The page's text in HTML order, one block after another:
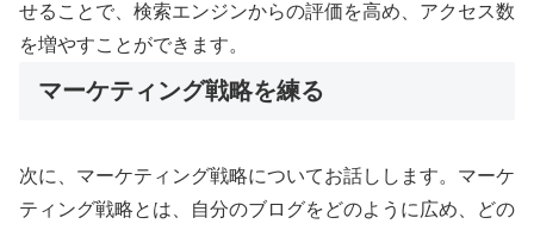
せることで、検索エンジンからの評価を高め、アクセス数
を増やすことができます。
マーケティング戦略を練る
次に、マーケティング戦略についてお話しします。マーケ
ティング戦略とは、自分のブログをどのように広め、どの